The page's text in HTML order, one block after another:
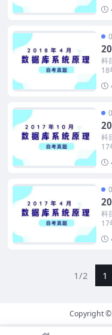
科
18
科
17
科
17
1/2 1
Copyright